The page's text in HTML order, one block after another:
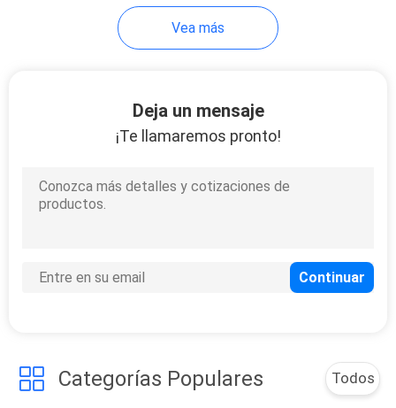
Vea más
Deja un mensaje
¡Te llamaremos pronto!
Categorías Populares Todos